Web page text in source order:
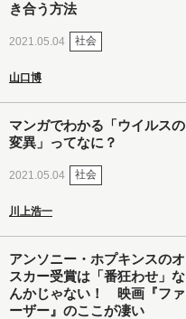
き合う方法
2021.05.04 社会
山口博
マンガでわかる「ウイルスの
変異」ってなに？
2021.05.04 社会
川上浩一
アンソニー・ホプキンスのオ
スカー受賞は「番狂わせ」な
んかじゃない！ 映画『ファ
ーザー』のここが凄い